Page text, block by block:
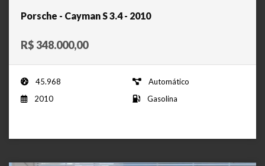
Porsche - Cayman S 3.4 - 2010
R$ 348.000,00
45.968
Automático
2010
Gasolina